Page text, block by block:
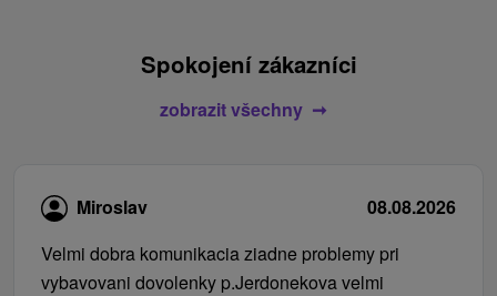
Spokojení zákazníci
zobrazit všechny
Miroslav
08.08.2026
Velmi dobra komunikacia ziadne problemy pri
vybavovani dovolenky p.Jerdonekova velmi